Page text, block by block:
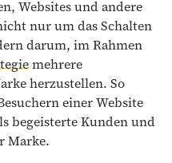
Websites und andere
nur um das Schalten
darum, im Rahmen
mehrere
herzustellen. So
einer Website
begeisterte Kunden und
Marke.